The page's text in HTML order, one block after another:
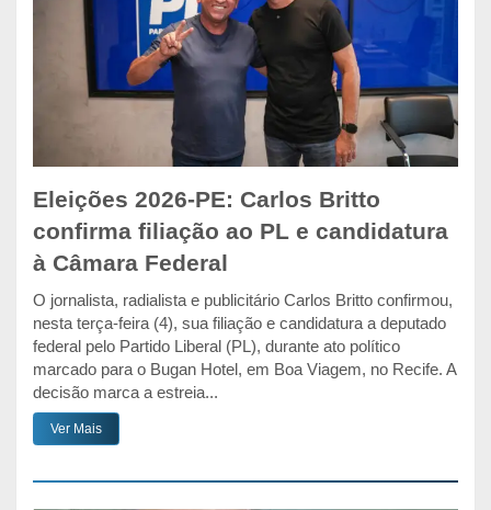
Eleições 2026-PE: Carlos Britto
confirma filiação ao PL e candidatura
à Câmara Federal
O jornalista, radialista e publicitário Carlos Britto confirmou,
nesta terça-feira (4), sua filiação e candidatura a deputado
federal pelo Partido Liberal (PL), durante ato político
marcado para o Bugan Hotel, em Boa Viagem, no Recife. A
decisão marca a estreia...
Ver Mais